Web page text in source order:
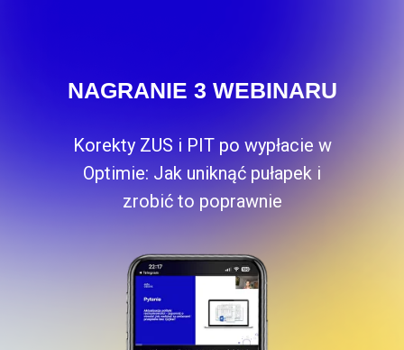
NAGRANIE 3 WEBINARU
Korekty ZUS i PIT po wypłacie w
Optimie: Jak uniknąć pułapek i
zrobić to poprawnie